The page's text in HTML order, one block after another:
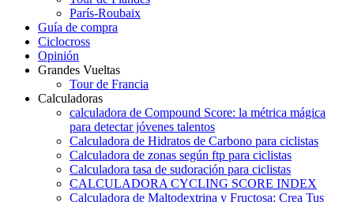
París-Roubaix
Guía de compra
Ciclocross
Opinión
Grandes Vueltas
Tour de Francia
Calculadoras
calculadora de Compound Score: la métrica mágica
para detectar jóvenes talentos
Calculadora de Hidratos de Carbono para ciclistas
Calculadora de zonas según ftp para ciclistas
Calculadora tasa de sudoración para ciclistas
CALCULADORA CYCLING SCORE INDEX
Calculadora de Maltodextrina y Fructosa: Crea Tus